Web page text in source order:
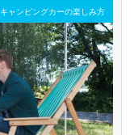
キャンピングカーの楽しみ方